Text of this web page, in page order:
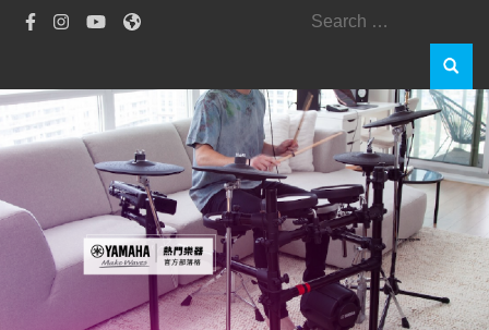
Search